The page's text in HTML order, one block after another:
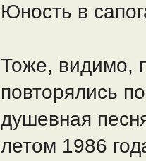
Юность в
Тоже, видимо,
повторялись
душевная
летом 1986